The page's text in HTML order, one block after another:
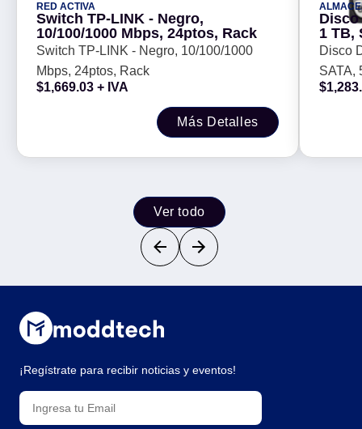
RED ACTIVA
Switch TP-LINK - Negro,
10/100/1000 Mbps, 24ptos, Rack
Switch TP-LINK - Negro, 10/100/1000
Mbps, 24ptos, Rack
$1,669.03 + IVA
Más Detalles
Disco
1 TB,
Disco
SATA,
$
Ver todo
¡Regístrate para recibir noticias y eventos!